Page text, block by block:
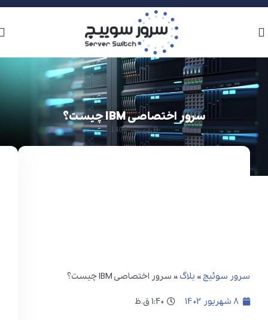
سرور اختصاصی IBM چیست؟
8 شهریور 1402
سرور سوئیچ » بلاگ » سرور اختصاصی IBM چیست؟
8 شهریور 1402 1:40 ق.ظ